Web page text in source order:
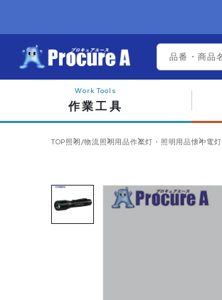
作業工具
TOP照明/物流照明用品作業灯・照明用品懐中電灯